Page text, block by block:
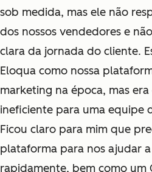
sob medida, mas ele não
dos nossos vendedores e
clara da jornada do cliente.
Eloqua como nossa
marketing na época, mas
ineficiente para uma equipe
Ficou claro para mim que
plataforma para nos ajudar
rapidamente, bem como um